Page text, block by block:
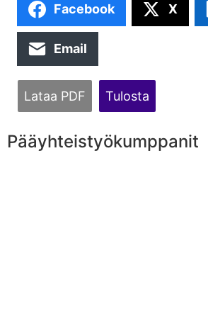
Facebook X
Email
Lataa PDF Tulosta
Pääyhteistyökumppanit